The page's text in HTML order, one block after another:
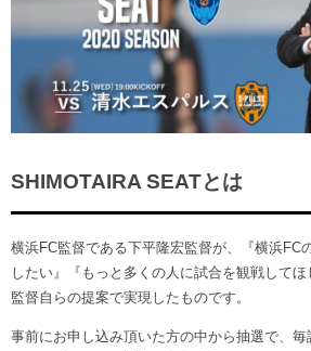
ヒストリー
サステナビリティ
ホームタウン活動
ニッパツ横浜FCシーガルズ
学生インターンシップ
クラブメンバー
スタータークラブ
スペシャルコンテンツ
育成ビジョン
試合日程・結果
アカデミー選手
サッカースクール
チアスクール
パートナー
パートナー一覧
あしながドリーム基金
お問い合わせ
お問い合わせ
SHIMOTAIRA SEATとは
横浜FC監督である下平隆宏監督が、『横浜FC
したい』『もっと多くの人に試合を観戦してほ
監督自らの提案で実現したものです。
事前にお申し込み頂いた方の中から抽選で、